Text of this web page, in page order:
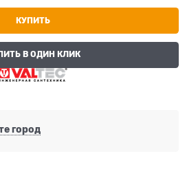
КУПИТЬ
В ОДИН КЛИК
город